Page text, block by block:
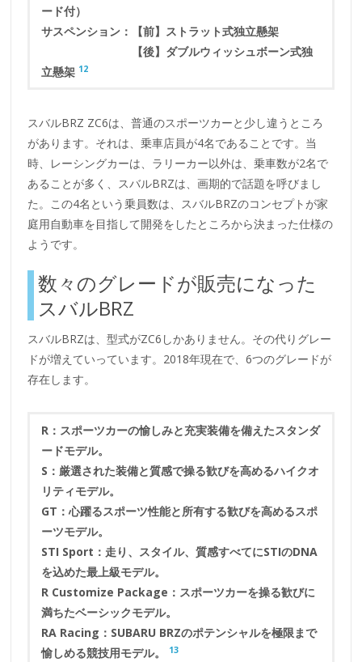
ード付）
サスペンション：【前】ストラット式独立懸架
【後】ダブルウィッシュボーン式独
立懸架 12
スバルBRZ ZC6は、普通のスポーツカーと少し違うところ
があります。それは、乗車店員が4名であることです。当
時、レーシングカーは、ラリーカー以外は、乗車数が2名で
あることが多く、スバルBRZは、画期的で話題を呼びまし
た。この4名という乗員数は、スバルBRZのコンセプトが家
庭用自動車を目指して開発をしたところから決まった仕様の
ようです。
数々のグレードが販売になった
スバルBRZ
スバルBRZは、型式がZC6しかありません。その代りグレー
ドが増えていっています。2018年現在で、6つのグレードが
存在します。
R：スポーツカーの愉しみと充実装備を備えたスタンダ
ードモデル。
S：厳選された装備と質感で操る歓びを高めるハイクオ
リティモデル。
GT：心躍るスポーツ性能と所有する歓びを高めるスポ
ーツモデル。
STI Sport：走り、スタイル、質感すべてにSTIのDNA
を込めた最上級モデル。
R Customize Package：スポーツカーを操る歓びに
満ちたベーシックモデル。
RA Racing：SUBARU BRZのポテンシャルを極限まで
愉しめる競技用モデル。
13